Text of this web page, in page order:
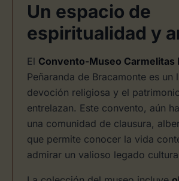
Un espacio de
espiritualidad y
El Convento-Museo Carmelitas
Peñaranda de Bracamonte es un
devoción religiosa y el
entrelazan. Este convento, aún
una comunidad de clausura,
que permite conocer la vida
admirar un valioso legado